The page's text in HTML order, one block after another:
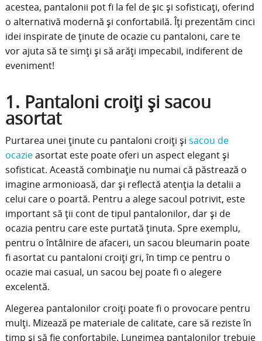
acestea, pantalonii pot fi la fel de șic și sofisticați, oferind
o alternativă modernă și confortabilă. Îți prezentăm cinci
idei inspirate de ținute de ocazie cu pantaloni, care te
vor ajuta să te simți și să arăți impecabil, indiferent de
eveniment!
1. Pantaloni croiți și sacou
asortat
Purtarea unei ținute cu pantaloni croiți și sacou de
ocazieasortat este poate oferi un aspect elegant și
sofisticat. Această combinație nu numai că păstrează o
imagine armonioasă, dar și reflectă atenția la detalii a
celui care o poartă. Pentru a alege sacoul potrivit, este
important să ții cont de tipul pantalonilor, dar și de
ocazia pentru care este purtată ținuta. Spre exemplu,
pentru o întâlnire de afaceri, un sacou bleumarin poate
fi asortat cu pantaloni croiți gri, în timp ce pentru o
ocazie mai casual, un sacou bej poate fi o alegere
excelentă.
Alegerea pantalonilor croiți poate fi o provocare pentru
mulți. Mizează pe materiale de calitate, care să reziste în
timp și să fie confortabile. Lungimea pantalonilor trebuie